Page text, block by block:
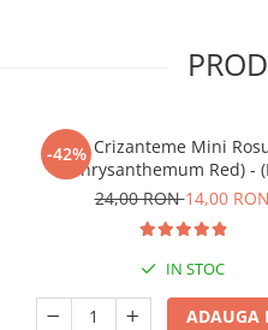
-42% Crizanteme Mini
(Chrysanthemum Red) -
24,00 RON14,00 RON
IN STOC
ADAUGA